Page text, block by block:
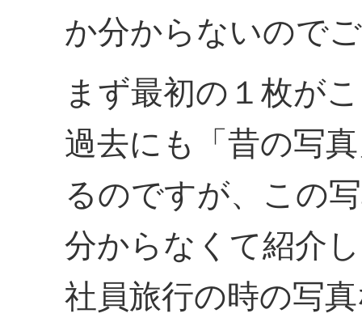
か分からないので
まず最初の１枚が
過去にも「昔の写
るのですが、この
分からなくて紹介
社員旅行の時の写